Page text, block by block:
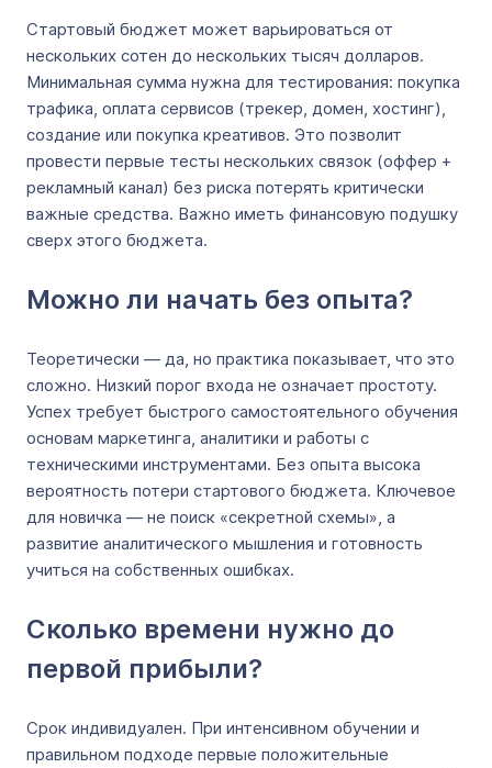
Стартовый бюджет может варьироваться от
нескольких сотен до нескольких тысяч долларов.
Минимальная сумма нужна для тестирования: покупка
трафика, оплата сервисов (трекер, домен, хостинг),
создание или покупка креативов. Это позволит
провести первые тесты нескольких связок (оффер +
рекламный канал) без риска потерять критически
важные средства. Важно иметь финансовую подушку
сверх этого бюджета.
Можно ли начать без опыта?
Теоретически — да, но практика показывает, что это
сложно. Низкий порог входа не означает простоту.
Успех требует быстрого самостоятельного обучения
основам маркетинга, аналитики и работы с
техническими инструментами. Без опыта высока
вероятность потери стартового бюджета. Ключевое
для новичка — не поиск «секретной схемы», а
развитие аналитического мышления и готовность
учиться на собственных ошибках.
Сколько времени нужно до
первой прибыли?
Срок индивидуален. При интенсивном обучении и
правильном подходе первые положительные